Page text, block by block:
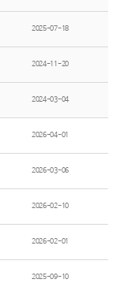
2025-07-18
2024-11-20
2024-03-04
2026-04-01
2026-03-06
2026-02-10
2026-02-01
2025-09-10